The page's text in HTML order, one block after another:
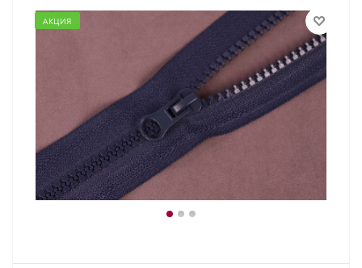
АКЦИЯ